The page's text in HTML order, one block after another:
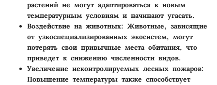
растений не могут адаптироваться к новым
температурным условиям и начинают угасать.
Воздействие на животных: Животные, зависящие
от узкоспециализированных экосистем, могут
потерять свои привычные места обитания, что
приведет к снижению численности видов.
Увеличение неконтролируемых лесных пожаров:
Повышение температуры также способствует